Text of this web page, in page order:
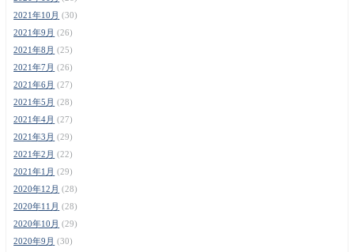
2021年10月 (30)
2021年9月 (26)
2021年8月 (25)
2021年7月 (26)
2021年6月 (27)
2021年5月 (28)
2021年4月 (27)
2021年3月 (29)
2021年2月 (22)
2021年1月 (29)
2020年12月 (28)
2020年11月 (28)
2020年10月 (29)
2020年9月 (30)